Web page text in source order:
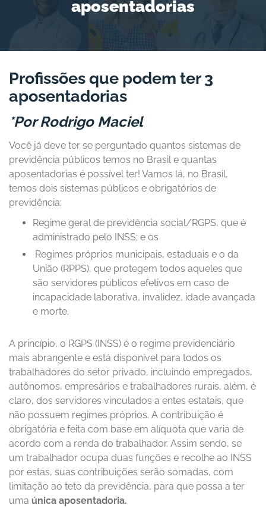
aposentadorias
Profissões que podem ter 3
aposentadorias
*Por Rodrigo Maciel
Você já deve ter se perguntado quantos sistemas de
previdência públicos temos no Brasil e quantas
aposentadorias é possível ter! Vamos lá, no Brasil,
temos dois sistemas públicos e obrigatórios de
previdência:
Regime geral de previdência social/RGPS, que é
administrado pelo INSS; e os
Regimes próprios municipais, estaduais e o da
União (RPPS), que protegem todos aqueles que
são servidores públicos efetivos em caso de
incapacidade laborativa, invalidez, idade avançada
e morte.
A princípio, o RGPS (INSS) é o regime previdenciário
mais abrangente e está disponível para todos os
trabalhadores do setor privado, incluindo empregados,
autônomos, empresários e trabalhadores rurais, além, é
claro, dos servidores vinculados a entes estatais, que
não possuem regimes próprios. A contribuição é
obrigatória e feita com base em alíquota que varia de
acordo com a renda do trabalhador. Assim sendo, se
um trabalhador ocupa duas funções e recolhe ao INSS
por estas, suas contribuições serão somadas, com
limitação ao teto da previdência, para que possa a ter
uma única aposentadoria.